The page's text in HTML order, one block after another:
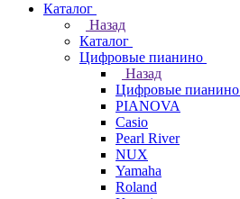
Каталог
Назад
Каталог
Цифровые пианино
Назад
Цифровые пианино
PIANOVA
Casio
Pearl River
NUX
Yamaha
Roland